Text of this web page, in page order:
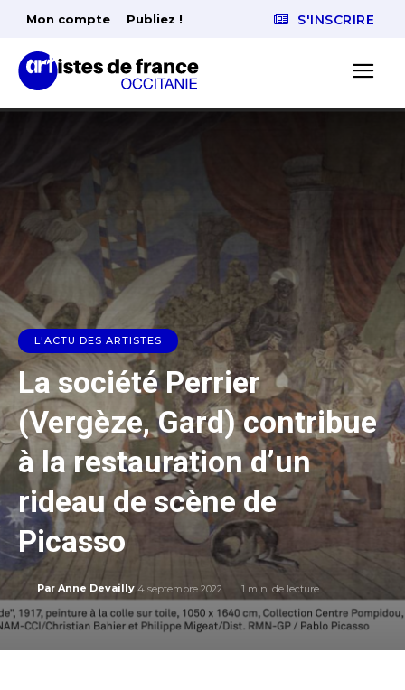
Mon compte Publiez ! S'INSCRIRE
L'ACTU DES ARTISTES
La société Perrier
(Vergèze, Gard) contribue
à la restauration d’un
rideau de scène de
Picasso
Par Anne Devailly 4 septembre 2022 1 min. de lecture